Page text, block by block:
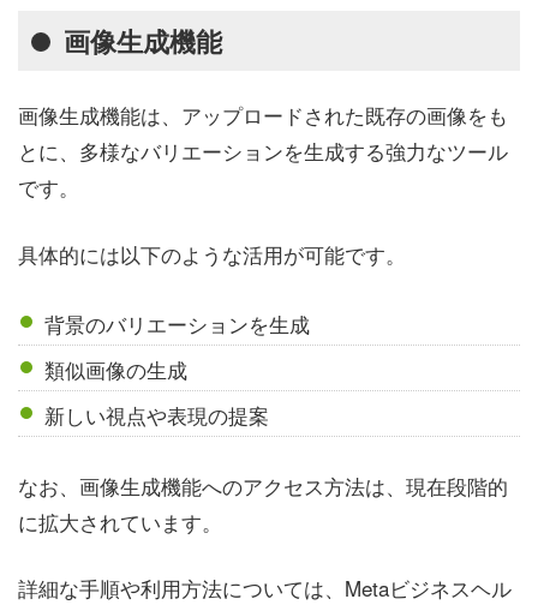
画像生成機能
画像生成機能は、アップロードされた既存の画像をも
とに、多様なバリエーションを生成する強力なツール
です。
具体的には以下のような活用が可能です。
背景のバリエーションを生成
類似画像の生成
新しい視点や表現の提案
なお、画像生成機能へのアクセス方法は、現在段階的
に拡大されています。
詳細な手順や利用方法については、Metaビジネスヘル